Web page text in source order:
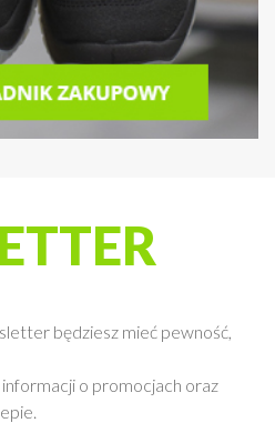
będziesz mieć pewność,
o promocjach oraz